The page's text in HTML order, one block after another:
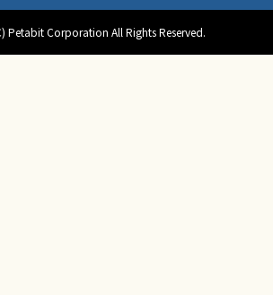
Petabit Corporation All Rights Reserved.